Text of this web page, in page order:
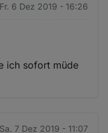
Fr. 6 Dez 2019 - 16:26
ich sofort müde
Sa. 7 Dez 2019 - 11:07